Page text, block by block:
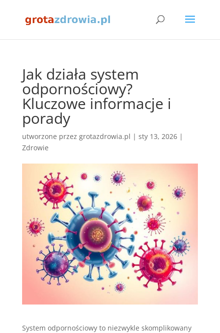
Jak działa system
odpornościowy?
Kluczowe informacje i
porady
utworzone przez grotazdrowia.pl | sty 13, 2026|
Zdrowie
System odpornościowy to niezwykle skomplikowany